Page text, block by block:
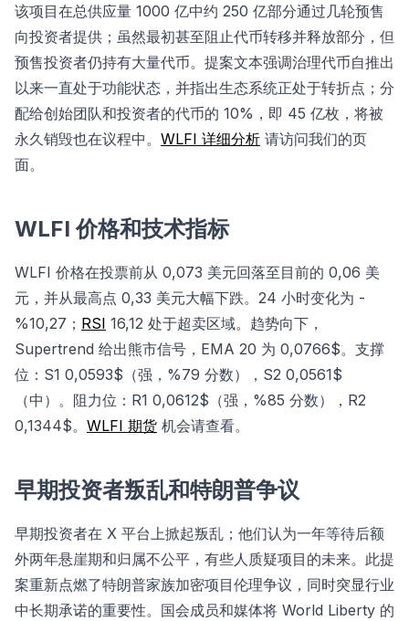
该项目在总供应量 1000 亿中约 250 亿部分通过几轮预售
向投资者提供；虽然最初甚至阻止代币转移并释放部分，但
预售投资者仍持有大量代币。提案文本强调治理代币自推出
以来一直处于功能状态，并指出生态系统正处于转折点；分
配给创始团队和投资者的代币的 10%，即 45 亿枚，将被
永久销毁也在议程中。 WLFI 详细分析 请访问我们的页
面。
WLFI 价格和技术指标
WLFI 价格在投票前从 0,073 美元回落至目前的 0,06 美
元，并从最高点 0,33 美元大幅下跌。24 小时变化为 -
%10,27； RSI 16,12 处于超卖区域。趋势向下，
Supertrend 给出熊市信号，EMA 20 为 0,0766$。支撑
位：S1 0,0593$（强，%79 分数），S2 0,0561$
（中）。阻力位：R1 0,0612$（强，%85 分数），R2
0,1344$。 WLFI 期货 机会请查看。
早期投资者叛乱和特朗普争议
早期投资者在 X 平台上掀起叛乱；他们认为一年等待后额
外两年悬崖期和归属不公平，有些人质疑项目的未来。此提
案重新点燃了特朗普家族加密项目伦理争议，同时突显行业
中长期承诺的重要性。国会成员和媒体将 World Liberty 的